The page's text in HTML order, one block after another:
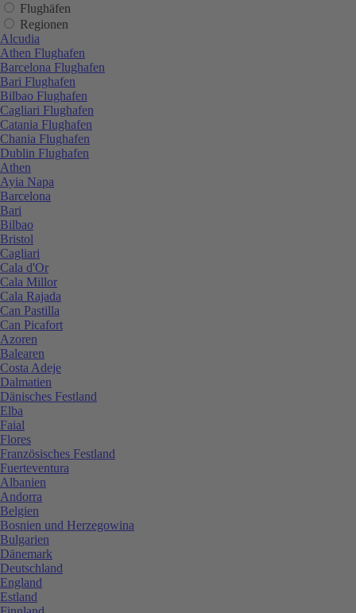
Flughäfen
Regionen
Alcudia
Athen Flughafen
Barcelona Flughafen
Bari Flughafen
Bilbao Flughafen
Cagliari Flughafen
Catania Flughafen
Chania Flughafen
Dublin Flughafen
Athen
Ayia Napa
Barcelona
Bari
Bilbao
Bristol
Cagliari
Cala d'Or
Cala Millor
Cala Rajada
Can Pastilla
Can Picafort
Azoren
Balearen
Costa Adeje
Dalmatien
Dänisches Festland
Elba
Faial
Flores
Französisches Festland
Fuerteventura
Albanien
Andorra
Belgien
Bosnien und Herzegowina
Bulgarien
Dänemark
Deutschland
England
Estland